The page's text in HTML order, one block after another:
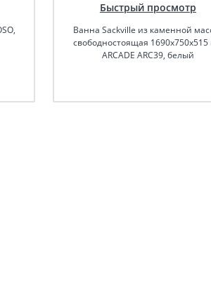
Быстрый просмотр
Ванна Sackville из каменной
свободностоящая
ARCADE ARC39, белый